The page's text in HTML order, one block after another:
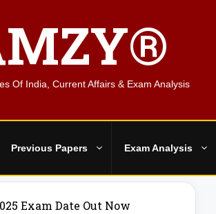
Of India, Current Affairs & Exam Analysis
Previous Papers Exam Analysis
Exam Date Out Now